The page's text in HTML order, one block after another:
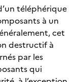
téléphérique
à un
cet
destructif à
par les
qui